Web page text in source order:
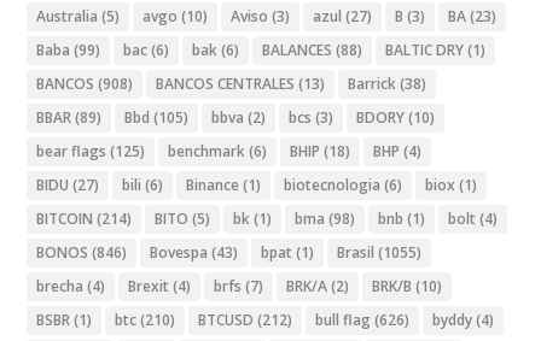
Australia (5) avgo (10) Aviso (3) azul (27) B (3) BA(23)
Baba (99) bac(6) bak(6) BALANCES (88) BALTIC DRY(1)
BANCOS (908) BANCOS CENTRALES (13) Barrick(38)
BBAR(89) Bbd (105) bbva (2) bcs (3) BDORY(10)
bear flags (125) benchmark(6) BHIP (18) BHP (4)
BIDU (27) bili (6) Binance (1) biotecnologia (6) biox (1)
BITCOIN (214) BITO (5) bk(1) bma (98) bnb (1) bolt (4)
BONOS (846) Bovespa (43) bpat (1) Brasil (1055)
brecha (4) Brexit (4) brfs (7) BRK/A(2) BRK/B (10)
BSBR(1) btc(210) BTCUSD (212) bull flag (626) byddy(4)